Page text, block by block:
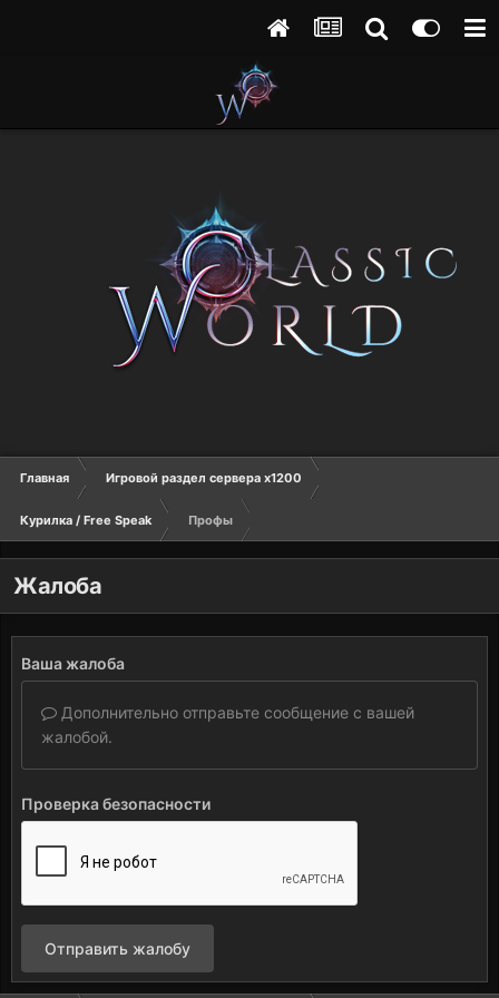
Главная Игровой раздел сервера х1200
Курилка / Free Speak Профы
Жалоба
Ваша жалоба
Дополнительно отправьте сообщение с вашей
жалобой.
Проверка безопасности
Отправить жалобу